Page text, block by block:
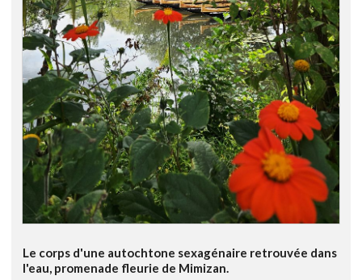
Le corps d'une autochtone sexagénaire retrouvée dans
l'eau, promenade fleurie de Mimizan.